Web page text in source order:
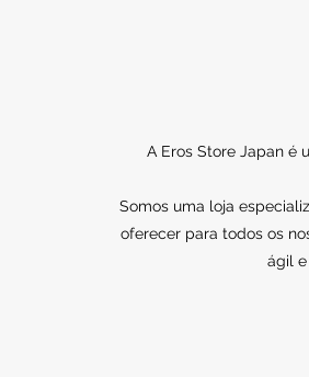
A Eros Store Japan é
Somos uma loja
oferecer para todos os
ágil